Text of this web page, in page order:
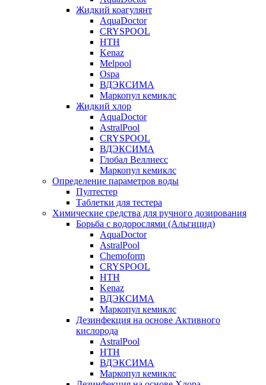
Жидкий коагулянт
AquaDoctor
CRYSPOOL
HTH
Kenaz
Melpool
Ospa
ВДЭКСИМА
Маркопул кемиклс
Жидкий хлор
AquaDoctor
AstralPool
CRYSPOOL
ВДЭКСИМА
Глобал Веллнесс
Маркопул кемиклс
Определение параметров воды
Пултестер
Таблетки для тестера
Химические средства для ручного дозирования
Борьба с водорослями (Альгицид)
AquaDoctor
AstralPool
Chemoform
CRYSPOOL
HTH
Kenaz
ВДЭКСИМА
Маркопул кемиклс
Дезинфекция на основе Активного
кислорода
AstralPool
HTH
ВДЭКСИМА
Маркопул кемиклс